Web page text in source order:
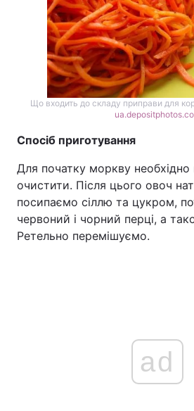
Що входить до складу приправи для
Спосіб приготування
Для початку моркву необхідно
очистити. Після цього овоч
посипаємо сіллю та цукром,
червоний і чорний перці, а
Ретельно перемішуємо.
ad